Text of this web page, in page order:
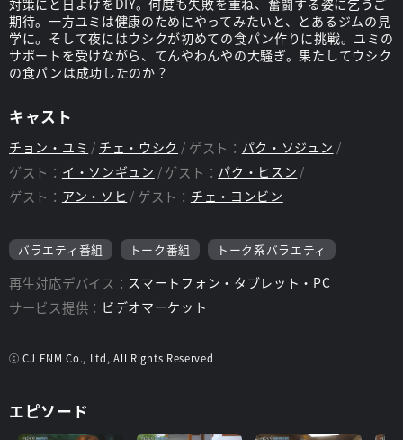
期待。一方ユミは健康のためにやってみたいと、とあるジムの見
学に。そして夜にはウシクが初めての食パン作りに挑戦。ユミの
サポートを受けながら、てんやわんやの大騒ぎ。果たしてウシク
の食パンは成功したのか？
キャスト
チョン・ユミ チェ・ウシク ゲスト： パク・ソジュン
ゲスト： イ・ソンギュン ゲスト： パク・ヒスン
ゲスト： アン・ソヒ ゲスト： チェ・ヨンビン
バラエティ番組 トーク番組 トーク系バラエティ
再生対応デバイス： スマートフォン・タブレット・PC
サービス提供： ビデオマーケット
ⓒ CJ ENM Co., Ltd, All Rights Reserved
エピソード